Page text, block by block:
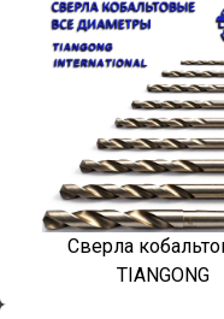
Сверла
TIANGONG